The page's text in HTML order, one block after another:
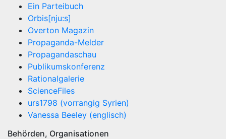
Ein Parteibuch
Orbis[nju:s]
Overton Magazin
Propaganda-Melder
Propagandaschau
Publikumskonferenz
Rationalgalerie
ScienceFiles
urs1798 (vorrangig Syrien)
Vanessa Beeley (englisch)
Behörden, Organisationen